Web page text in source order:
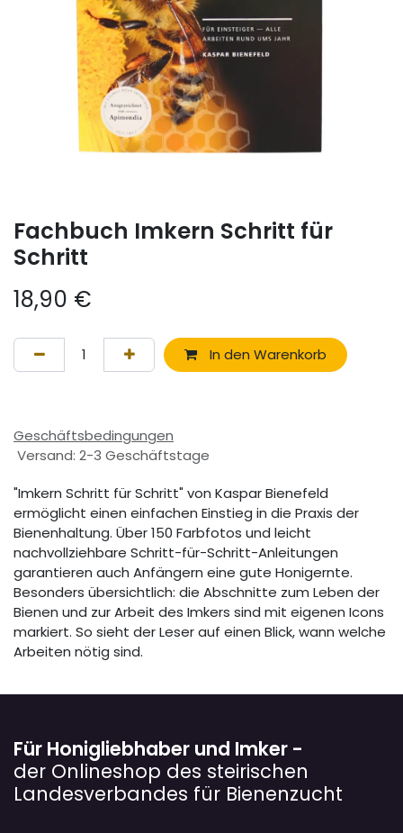
Fachbuch Imkern Schritt für
Schritt
18,90 €
In den Warenkorb
Geschäftsbedingungen
Versand: 2-3 Geschäftstage
"Imkern Schritt für Schritt" von Kaspar Bienefeld
ermöglicht einen einfachen Einstieg in die Praxis der
Bienenhaltung. Über 150 Farbfotos und leicht
nachvollziehbare Schritt-für-Schritt-Anleitungen
garantieren auch Anfängern eine gute Honigernte.
Besonders übersichtlich: die Abschnitte zum Leben der
Bienen und zur Arbeit des Imkers sind mit eigenen Icons
markiert. So sieht der Leser auf einen Blick, wann welche
Arbeiten nötig sind.
Für Honigliebhaber und Imker -
der Onlineshop des steirischen
Landesverbandes für Bienenzucht